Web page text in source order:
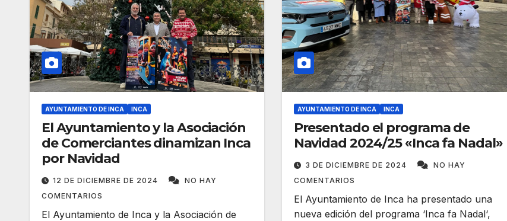
AYUNTAMIENTO DE INCA INCA
El Ayuntamiento y la Asociación
de Comerciantes dinamizan Inca
por Navidad
12 DE DICIEMBRE DE 2024
NO HAY
COMENTARIOS
El Ayuntamiento de Inca y la Asociación de
AYUNTAMIENTO DE INCA INCA
Presentado el programa de
Navidad 2024/25 «Inca fa Nadal»
3 DE DICIEMBRE DE 2024
NO HAY
COMENTARIOS
El Ayuntamiento de Inca ha presentado una
nueva edición del programa ‘Inca fa Nadal‘,